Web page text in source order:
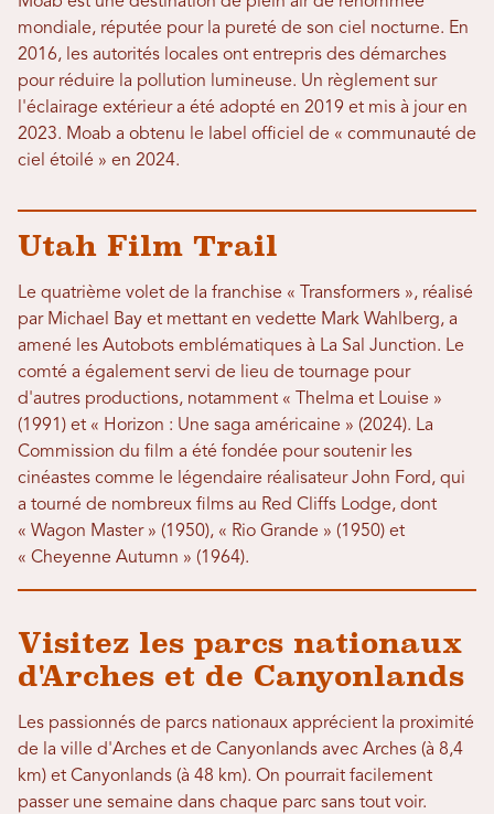
mondiale, réputée pour la pureté de son ciel nocturne. En
2016, les autorités locales ont entrepris des démarches
pour réduire la pollution lumineuse. Un règlement sur
l'éclairage extérieur a été adopté en 2019 et mis à jour en
2023. Moab a obtenu le label officiel de « communauté de
ciel étoilé » en 2024.
Utah Film Trail
Le quatrième volet de la franchise « Transformers », réalisé
par Michael Bay et mettant en vedette Mark Wahlberg, a
amené les Autobots emblématiques à La Sal Junction. Le
comté a également servi de lieu de tournage pour
d'autres productions, notamment « Thelma et Louise »
(1991) et « Horizon : Une saga américaine » (2024). La
Commission du film a été fondée pour soutenir les
cinéastes comme le légendaire réalisateur John Ford, qui
a tourné de nombreux films au Red Cliffs Lodge, dont
« Wagon Master » (1950), « Rio Grande » (1950) et
« Cheyenne Autumn » (1964).
Visitez les parcs nationaux
d'Arches et de Canyonlands
Les passionnés de parcs nationaux apprécient la proximité
de la ville d'Arches et de Canyonlands avec Arches (à 8,4
km) et Canyonlands (à 48 km). On pourrait facilement
passer une semaine dans chaque parc sans tout voir.